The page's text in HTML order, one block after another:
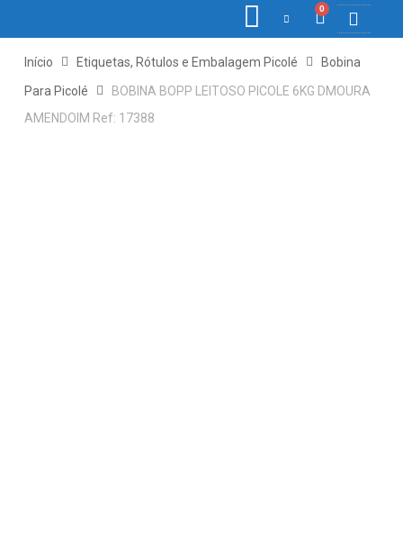
0
Início Etiquetas, Rótulos e Embalagem Picolé
Bobina
Para Picolé
BOBINA BOPP LEITOSO PICOLE 6KG DMOURA
AMENDOIM Ref: 17388